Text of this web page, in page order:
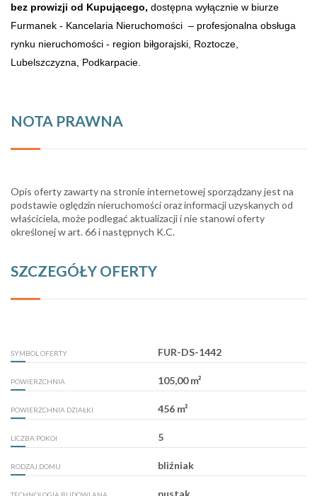
bez prowizji od Kupującego, dostępna wyłącznie w biurze
Furmanek - Kancelaria Nieruchomości – profesjonalna obsługa
rynku nieruchomości - region biłgorajski, Roztocze,
Lubelszczyzna, Podkarpacie.
NOTA PRAWNA
Opis oferty zawarty na stronie internetowej sporządzany jest na
podstawie oględzin nieruchomości oraz informacji uzyskanych od
właściciela, może podlegać aktualizacji i nie stanowi oferty
określonej w art. 66 i następnych K.C.
SZCZEGÓŁY OFERTY
SYMBOL OFERTY FUR-DS-1442
POWIERZCHNIA 105,00 m²
POWIERZCHNIA DZIAŁKI 456 m²
LICZBA POKOI 5
RODZAJ DOMU bliźniak
pustak